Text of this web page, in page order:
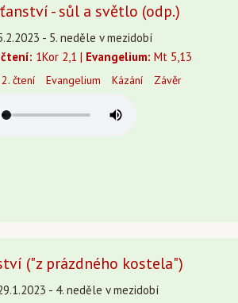
- sůl a světlo (odp.)
- 5. neděle v mezidobí
1Kor 2,1 | Evangelium: Mt 5,13
2. čtení Evangelium Kázání Závěr
("z prázdného kostela")
- 4. neděle v mezidobí